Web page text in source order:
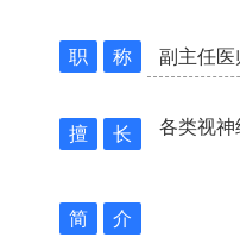
职 称 副主任医
擅 长 各类视神
简 介